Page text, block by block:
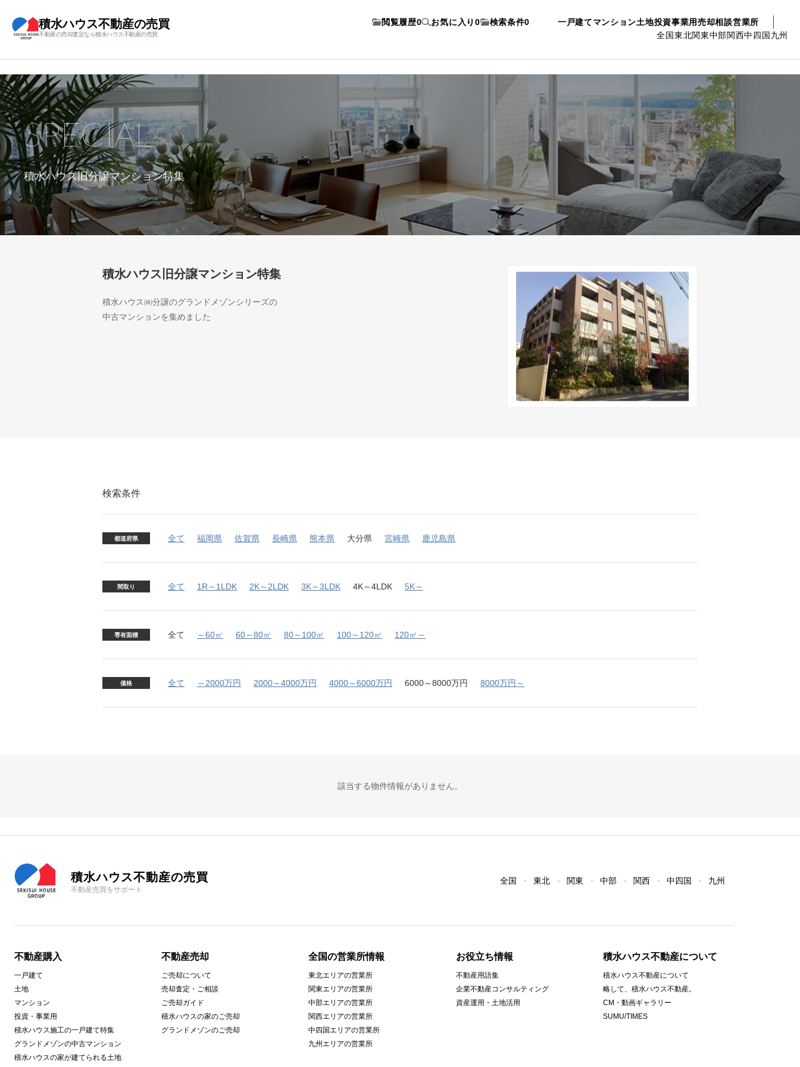
積水ハウス不動産の売買
不動産の売却査定なら積水ハウス不動産の売買
一戸建てマンション土地投資事業用売却相談営業所
全国東北関東中部関西中四国九州
閲覧履歴0 お気に入り 0 検索条件0
積水ハウス旧分譲マンション特集
SPECIAL
積水ハウス旧分譲マンション特集
積水ハウス㈱分譲のグランドメゾンシリーズの
中古マンションを集めました
検索条件
都道府県 全て 福岡県 佐賀県 長崎県 熊本県 大分県 宮崎県 鹿児島県
間取り 全て 1R～1LDK 2K～2LDK 3K～3LDK 4K～4LDK 5K～
専有面積 全て ～60㎡ 60～80㎡ 80～100㎡ 100～120㎡ 120㎡～
価格 全て ～2000万円 2000～4000万円 4000～6000万円 6000～8000万円 8000万円～
該当する物件情報がありません。
積水ハウス不動産の売買
不動産売買をサポート
全国 東北 関東 中部 関西 中四国 九州
不動産購入
一戸建て
土地
マンション
投資・事業用
積水ハウス施工の一戸建て特集
グランドメゾンの中古マンション
積水ハウスの家が建てられる土地
不動産売却
ご売却について
売却査定・ご相談
ご売却ガイド
積水ハウスの家のご売却
グランドメゾンのご売却
全国の営業所情報
東北エリアの営業所
関東エリアの営業所
中部エリアの営業所
関西エリアの営業所
中四国エリアの営業所
九州エリアの営業所
お役立ち情報
不動産用語集
企業不動産コンサルティング
資産運用・土地活用
積水ハウス不動産について
積水ハウス不動産について
略して、積水ハウス不動産。
CM・動画ギャラリー
SUMU/TIMES